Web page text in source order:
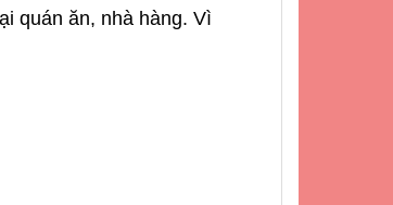
quán ăn, nhà hàng. Vì